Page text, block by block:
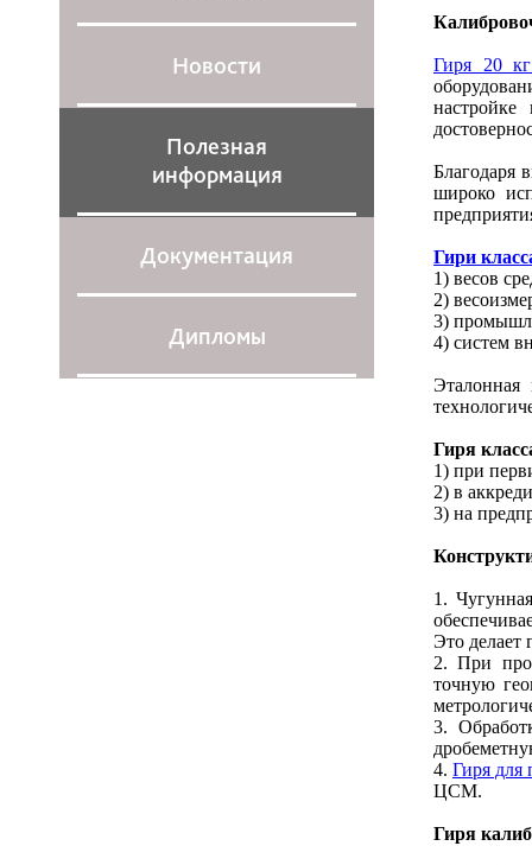
Новости
Полезная
информация
Документация
Дипломы
Гиря 20
настройке
Благодаря
широко
Гири
1) весов
2)
3)
4) систем
Гиря
1) при
2) в
3) на
1.
Это делает
2. При
точную
3.
4. Гиря для
ЦСМ.
Гиря